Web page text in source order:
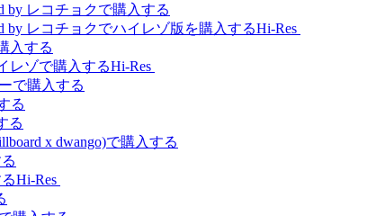
Hi-Res
Hi-Res
Hi-Res